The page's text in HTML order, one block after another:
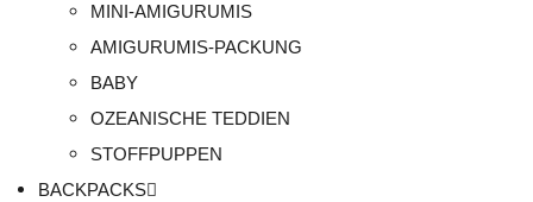
MINI-AMIGURUMIS
AMIGURUMIS-PACKUNG
BABY
OZEANISCHE TEDDIEN
STOFFPUPPEN
BACKPACKS